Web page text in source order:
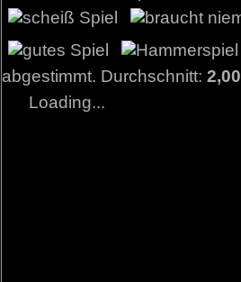
abgestimmt. Durchschnitt:2,00
Loading...